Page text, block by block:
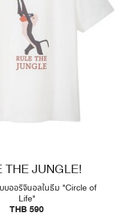
THE JUNGLE!
บออริจินอลในธีม "Circle of
Life"
THB 590